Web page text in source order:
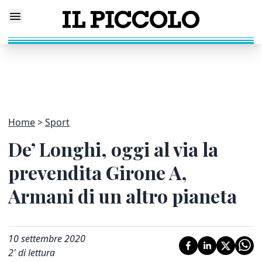
Home Sport
De’ Longhi, oggi al via la
prevendita Girone A,
Armani di un altro pianeta
10 settembre 2020
2' di lettura